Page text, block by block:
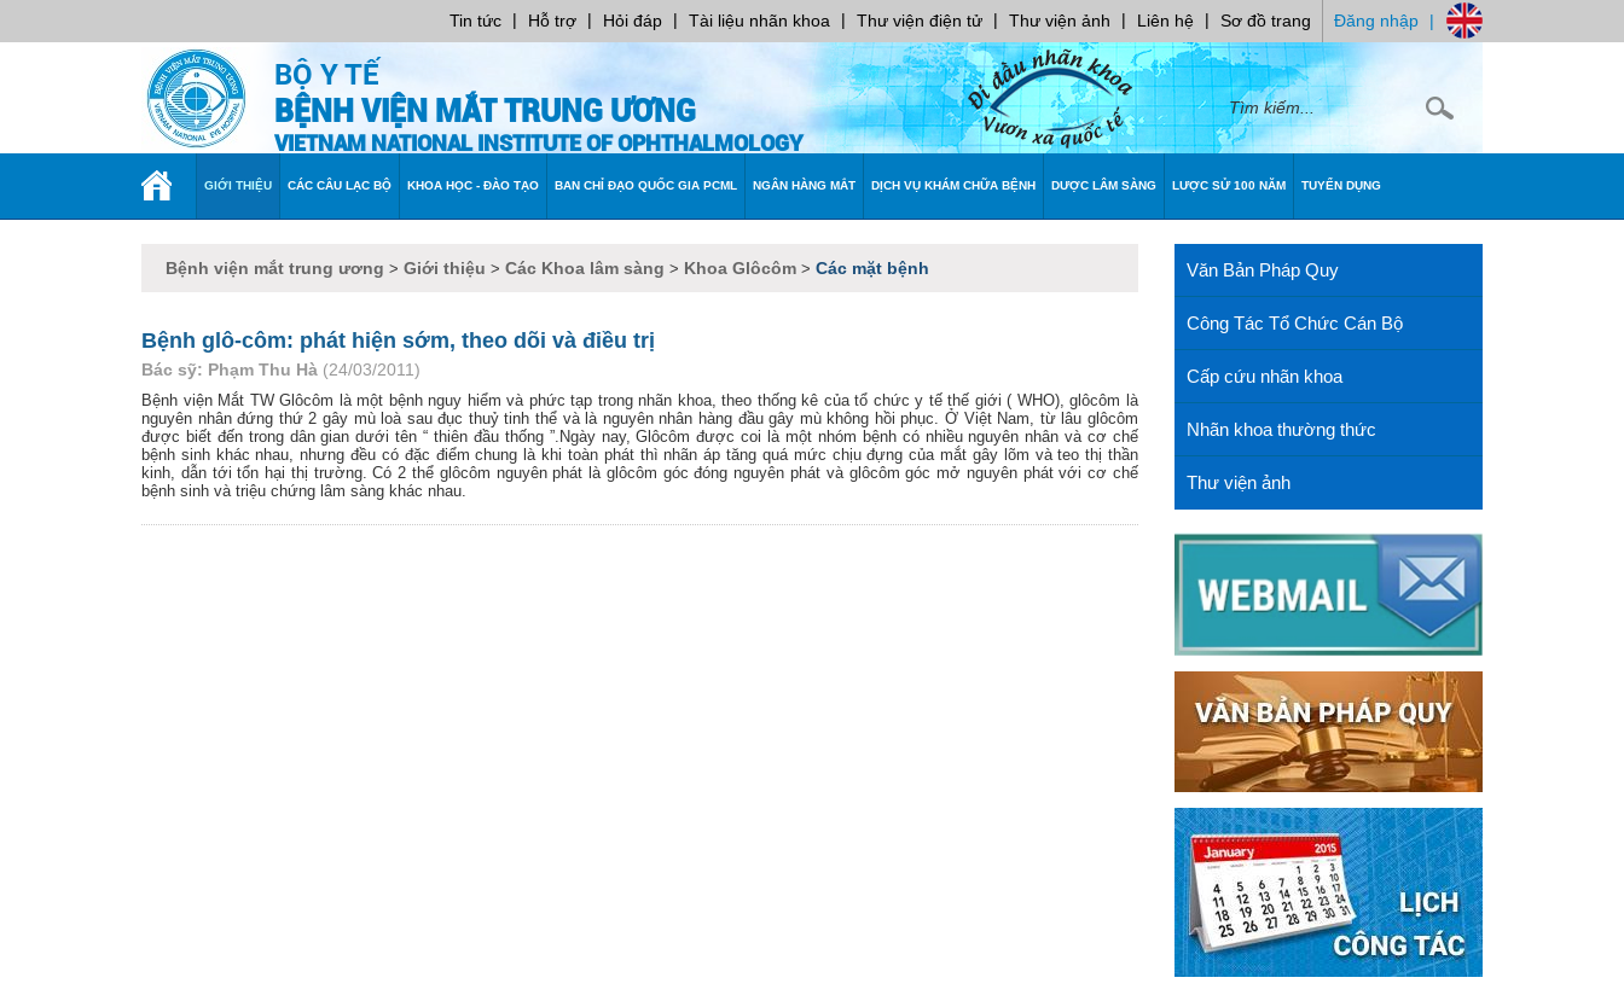
Tin tức | Hỗ trợ | Hỏi đáp | Tài liệu nhãn khoa | Thư viện điện tử | Thư viện ảnh | Liên hệ | Sơ đồ trang Đăng nhập |
BỘ Y TẾ
BỆNH VIỆN MẮT TRUNG ƯƠNG
VIETNAM NATIONAL INSTITUTE OF OPHTHALMOLOGY
TRANG GIỚI THIỆU CÁC CÂU LẠC BỘ KHOA HỌC - ĐÀO TẠO BAN CHỈ ĐẠO QUỐC GIA PCML NGÂN HÀNG MẮT DỊCH VỤ KHÁM CHỮA BỆNH DƯỢC LÂM SÀNG LƯỢC SỬ 100 NĂM TUYỂN DỤNG
Bệnh viện mắt trung ương > Giới thiệu > Các Khoa lâm sàng > Khoa Glôcôm > Các mặt bệnh
Bệnh glô-côm: phát hiện sớm, theo dõi và điều trị
Bác sỹ: Phạm Thu Hà (24/03/2011)
Bệnh viện Mắt TW Glôcôm là một bệnh nguy hiểm và phức tạp trong nhãn khoa, theo thống kê của tổ chức y tế thế giới ( WHO), glôcôm là
nguyên nhân đứng thứ 2 gây mù loà sau đục thuỷ tinh thể và là nguyên nhân hàng đầu gây mù không hồi phục. Ở Việt Nam, từ lâu glôcôm
được biết đến trong dân gian dưới tên “ thiên đầu thống ”.Ngày nay, Glôcôm được coi là một nhóm bệnh có nhiều nguyên nhân và cơ chế
bệnh sinh khác nhau, nhưng đều có đặc điểm chung là khi toàn phát thì nhãn áp tăng quá mức chịu đựng của mắt gây lõm và teo thị thần
kinh, dẫn tới tổn hại thị trường. Có 2 thể glôcôm nguyên phát là glôcôm góc đóng nguyên phát và glôcôm góc mở nguyên phát với cơ chế
bệnh sinh và triệu chứng lâm sàng khác nhau.
Văn Bản Pháp Quy
Công Tác Tổ Chức Cán Bộ
Cấp cứu nhãn khoa
Nhãn khoa thường thức
Thư viện ảnh